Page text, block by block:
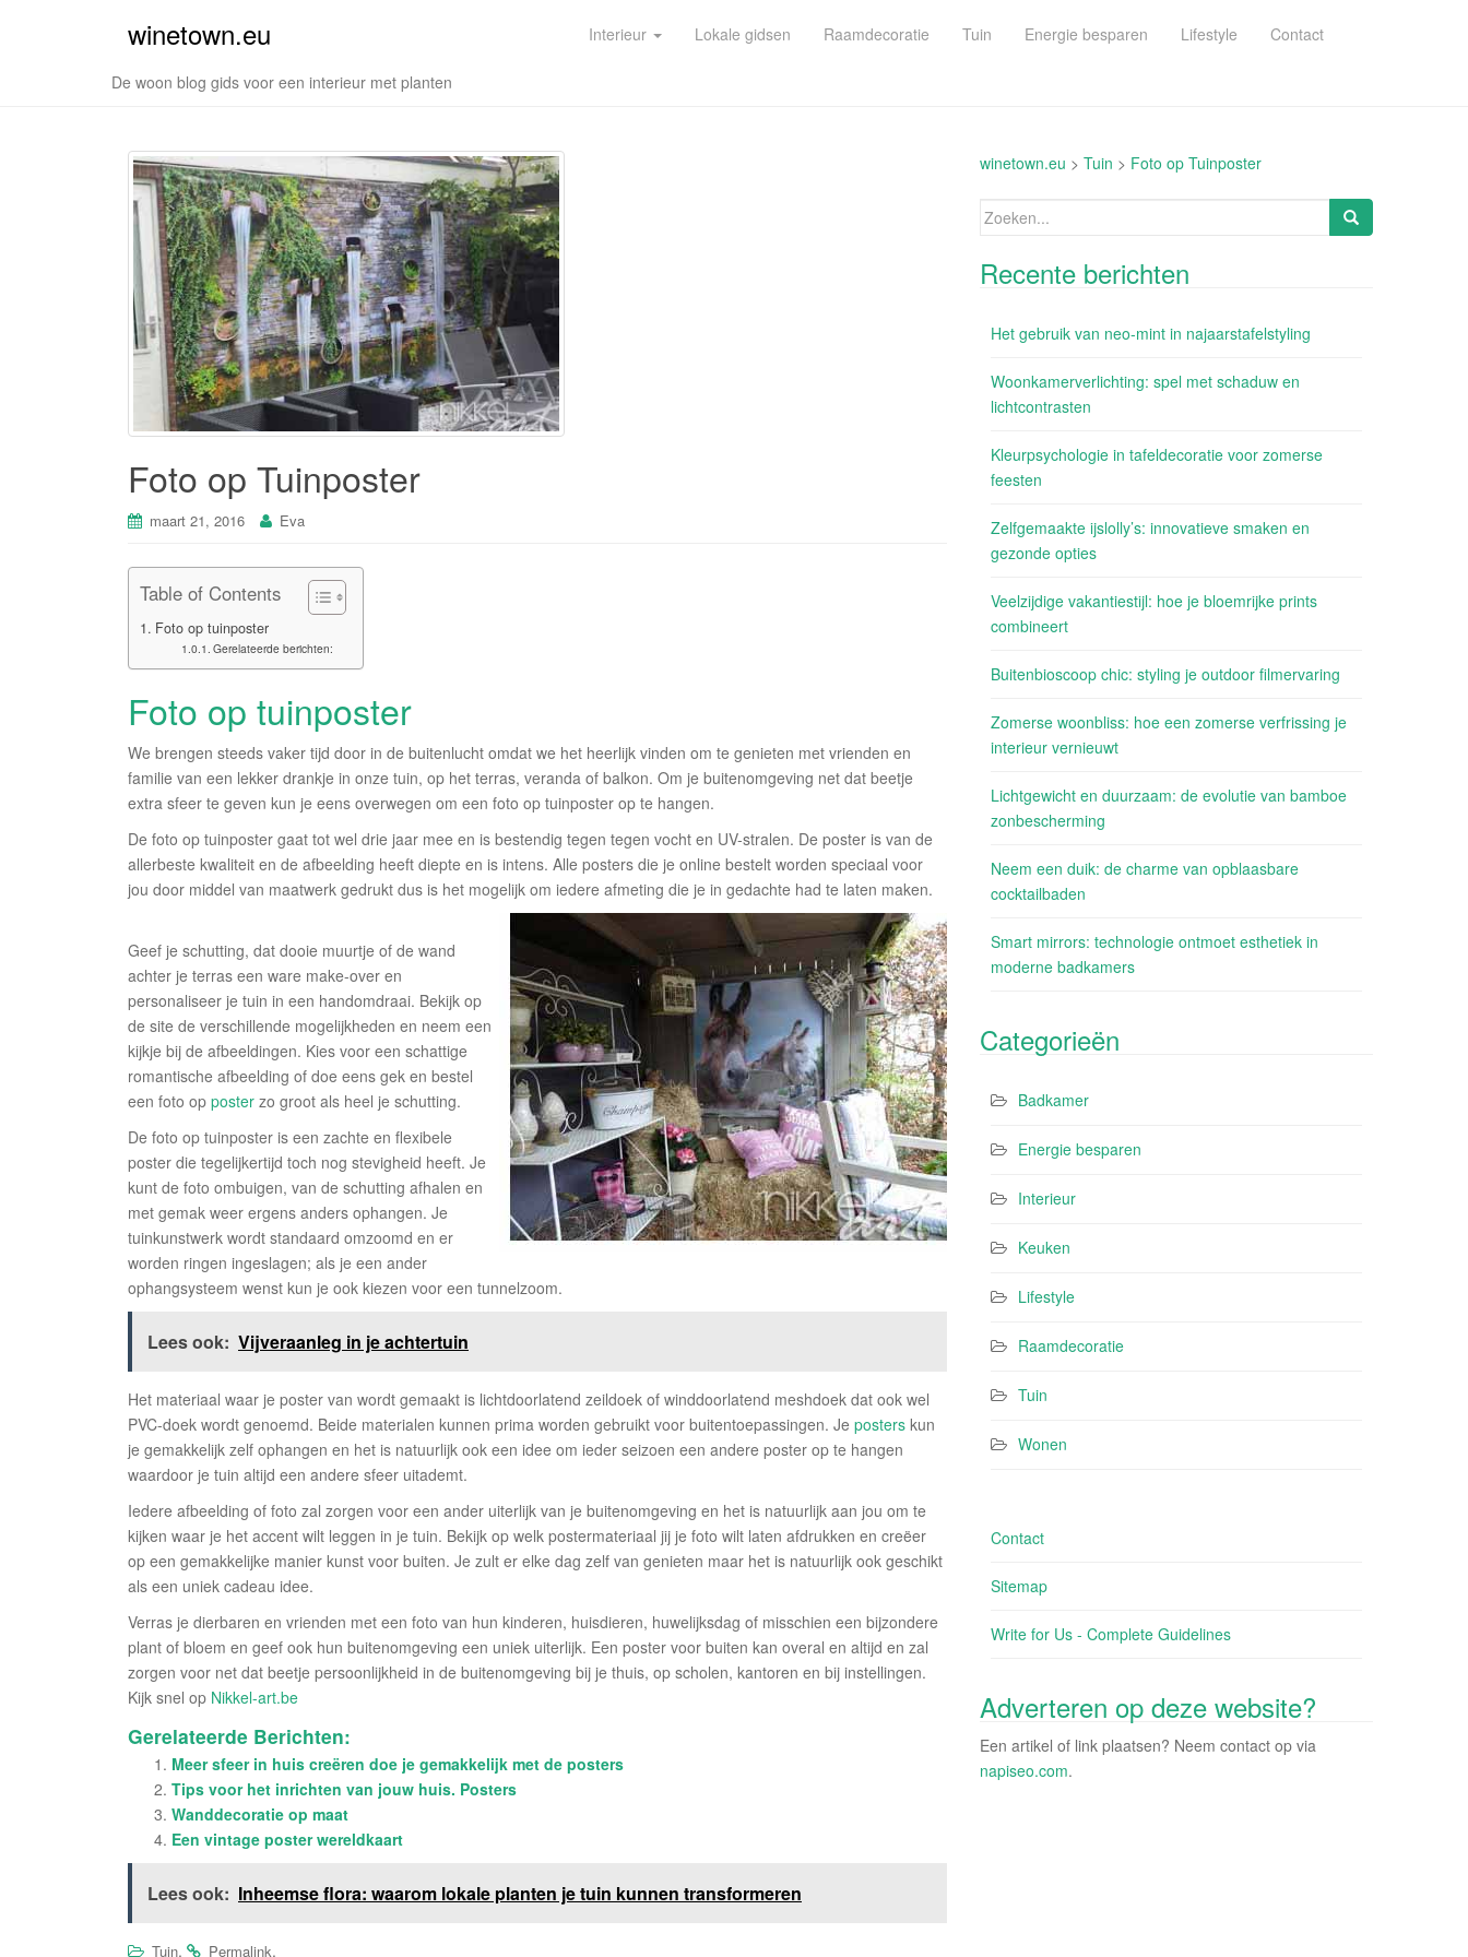
winetown.eu
De woon blog gids voor een interieur met planten
Interieur Lokale gidsen Raamdecoratie Tuin Energie besparen Lifestyle Contact
Foto op Tuinposter
maart 21, 2016 Eva
Table of Contents
Foto op tuinposter
Gerelateerde berichten:
Foto op tuinposter
We brengen steeds vaker tijd door in de buitenlucht omdat we het heerlijk vinden om te genieten met vrienden en
familie van een lekker drankje in onze tuin, op het terras, veranda of balkon. Om je buitenomgeving net dat beetje
extra sfeer te geven kun je eens overwegen om een foto op tuinposter op te hangen.
De foto op tuinposter gaat tot wel drie jaar mee en is bestendig tegen tegen vocht en UV-stralen. De poster is van de
allerbeste kwaliteit en de afbeelding heeft diepte en is intens. Alle posters die je online bestelt worden speciaal voor
jou door middel van maatwerk gedrukt dus is het mogelijk om iedere afmeting die je in gedachte had te laten maken.
Geef je schutting, dat dooie muurtje of de wand
achter je terras een ware make-over en
personaliseer je tuin in een handomdraai. Bekijk op
de site de verschillende mogelijkheden en neem een
kijkje bij de afbeeldingen. Kies voor een schattige
romantische afbeelding of doe eens gek en bestel
een foto op poster zo groot als heel je schutting.
De foto op tuinposter is een zachte en flexibele
poster die tegelijkertijd toch nog stevigheid heeft. Je
kunt de foto ombuigen, van de schutting afhalen en
met gemak weer ergens anders ophangen. Je
tuinkunstwerk wordt standaard omzoomd en er
worden ringen ingeslagen; als je een ander
ophangsysteem wenst kun je ook kiezen voor een tunnelzoom.
Lees ook: Vijveraanleg in je achtertuin
Het materiaal waar je poster van wordt gemaakt is lichtdoorlatend zeildoek of winddoorlatend meshdoek dat ook wel
PVC-doek wordt genoemd. Beide materialen kunnen prima worden gebruikt voor buitentoepassingen. Je posters kun
je gemakkelijk zelf ophangen en het is natuurlijk ook een idee om ieder seizoen een andere poster op te hangen
waardoor je tuin altijd een andere sfeer uitademt.
Iedere afbeelding of foto zal zorgen voor een ander uiterlijk van je buitenomgeving en het is natuurlijk aan jou om te
kijken waar je het accent wilt leggen in je tuin. Bekijk op welk postermateriaal jij je foto wilt laten afdrukken en creëer
op een gemakkelijke manier kunst voor buiten. Je zult er elke dag zelf van genieten maar het is natuurlijk ook geschikt
als een uniek cadeau idee.
Verras je dierbaren en vrienden met een foto van hun kinderen, huisdieren, huwelijksdag of misschien een bijzondere
plant of bloem en geef ook hun buitenomgeving een uniek uiterlijk. Een poster voor buiten kan overal en altijd en zal
zorgen voor net dat beetje persoonlijkheid in de buitenomgeving bij je thuis, op scholen, kantoren en bij instellingen.
Kijk snel op Nikkel-art.be
Gerelateerde Berichten:
Meer sfeer in huis creëren doe je gemakkelijk met de posters
Tips voor het inrichten van jouw huis. Posters
Wanddecoratie op maat
Een vintage poster wereldkaart
Lees ook: Inheemse flora: waarom lokale planten je tuin kunnen transformeren
Tuin. Permalink.
winetown.eu > Tuin > Foto op Tuinposter
Zoeken
Recente berichten
Het gebruik van neo-mint in najaarstafelstyling
Woonkamerverlichting: spel met schaduw en
lichtcontrasten
Kleurpsychologie in tafeldecoratie voor zomerse
feesten
Zelfgemaakte ijslolly’s: innovatieve smaken en
gezonde opties
Veelzijdige vakantiestijl: hoe je bloemrijke prints
combineert
Buitenbioscoop chic: styling je outdoor filmervaring
Zomerse woonbliss: hoe een zomerse verfrissing je
interieur vernieuwt
Lichtgewicht en duurzaam: de evolutie van bamboe
zonbescherming
Neem een duik: de charme van opblaasbare
cocktailbaden
Smart mirrors: technologie ontmoet esthetiek in
moderne badkamers
Categorieën
Badkamer
Energie besparen
Interieur
Keuken
Lifestyle
Raamdecoratie
Tuin
Wonen
Contact
Sitemap
Write for Us - Complete Guidelines
Adverteren op deze website?
Een artikel of link plaatsen? Neem contact op via
napiseo.com.